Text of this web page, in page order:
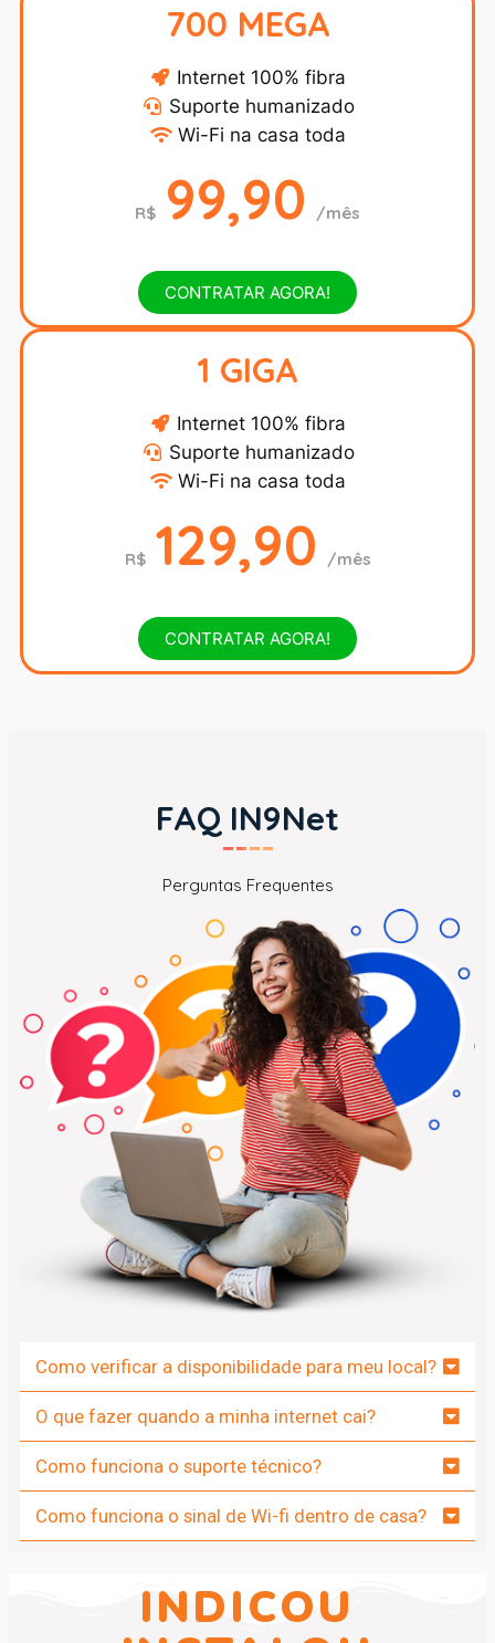
700 MEGA
Internet 100% fibra
Suporte humanizado
Wi-Fi na casa toda
R$ 99,90 /mês
CONTRATAR AGORA!
1 GIGA
Internet 100% fibra
Suporte humanizado
Wi-Fi na casa toda
R$ 129,90 /mês
CONTRATAR AGORA!
FAQ IN9Net
Perguntas Frequentes
Como verificar a disponibilidade para meu local?
O que fazer quando a minha internet cai?
Como funciona o suporte técnico?
Como funciona o sinal de Wi-fi dentro de casa?
INDICOU